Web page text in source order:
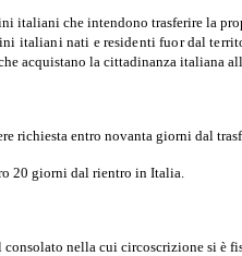
italiani che intendono trasferire la
italiani nati e residenti fuor dal
acquistano la cittadinanza italiana
richiesta entro novanta giorni dal
20 giorni dal rientro in Italia.
consolato nella cui circoscrizione si è